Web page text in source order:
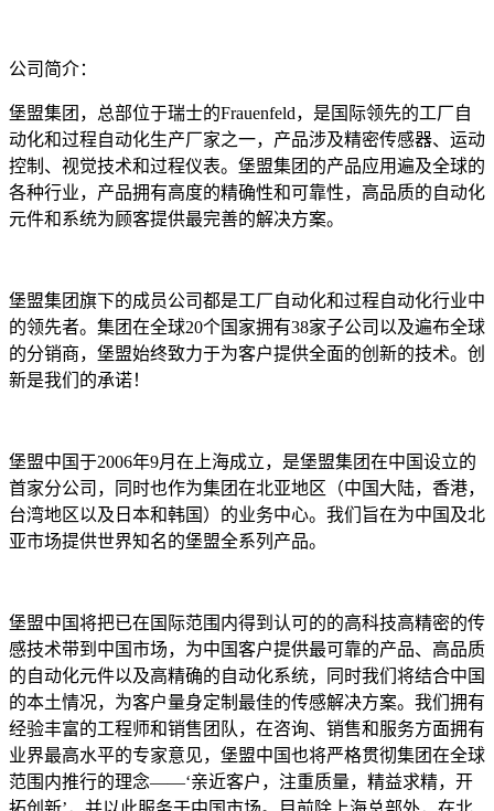
公司简介：
堡盟集团，总部位于瑞士的Frauenfeld，是国际领先的工厂自
动化和过程自动化生产厂家之一，产品涉及精密传感器、运动
控制、视觉技术和过程仪表。堡盟集团的产品应用遍及全球的
各种行业，产品拥有高度的精确性和可靠性，高品质的自动化
元件和系统为顾客提供最完善的解决方案。
堡盟集团旗下的成员公司都是工厂自动化和过程自动化行业中
的领先者。集团在全球20个国家拥有38家子公司以及遍布全球
的分销商，堡盟始终致力于为客户提供全面的创新的技术。创
新是我们的承诺！
堡盟中国于2006年9月在上海成立，是堡盟集团在中国设立的
首家分公司，同时也作为集团在北亚地区（中国大陆，香港，
台湾地区以及日本和韩国）的业务中心。我们旨在为中国及北
亚市场提供世界知名的堡盟全系列产品。
堡盟中国将把已在国际范围内得到认可的的高科技高精密的传
感技术带到中国市场，为中国客户提供最可靠的产品、高品质
的自动化元件以及高精确的自动化系统，同时我们将结合中国
的本土情况，为客户量身定制最佳的传感解决方案。我们拥有
经验丰富的工程师和销售团队，在咨询、销售和服务方面拥有
业界最高水平的专家意见，堡盟中国也将严格贯彻集团在全球
范围内推行的理念——‘亲近客户，注重质量，精益求精，开